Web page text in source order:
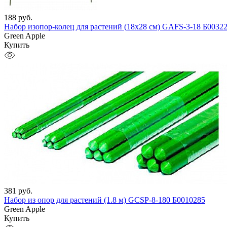
188 руб.
Набор изопор-колец для растений (18x28 см) GAFS-3-18
Green Apple
Купить
381 руб.
Набор из опор для растений (1.8 м) GCSP-8-180 Б0010285
Green Apple
Купить